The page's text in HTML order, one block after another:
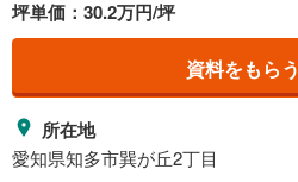
坪単価：30.2万円/坪
資料をもらう
所在地
愛知県知多市巽が丘2丁目